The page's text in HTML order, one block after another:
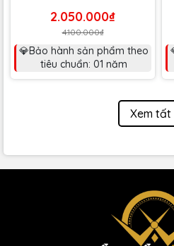
2.050.000₫
4.100.000₫
💎Bảo hành sản phẩm theo
tiêu chuẩn: 01 năm
Xem tất